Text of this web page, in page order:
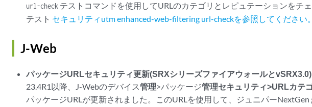
url-check テストコマンドを使用してURLのカテゴリとレピュテーションをチェ
テスト セキュリティutm enhanced-web-filtering url-checkを参照してください。
J-Web
パッケージURLセキュリティ更新(SRXシリーズファイアウォールとvSRX3.0)
23.4R1以降、J-Webのデバイス管理>パッケージ管理セキュリティ>URLカテ
パッケージURLが更新されました。このURLを使用して、ジュニパー